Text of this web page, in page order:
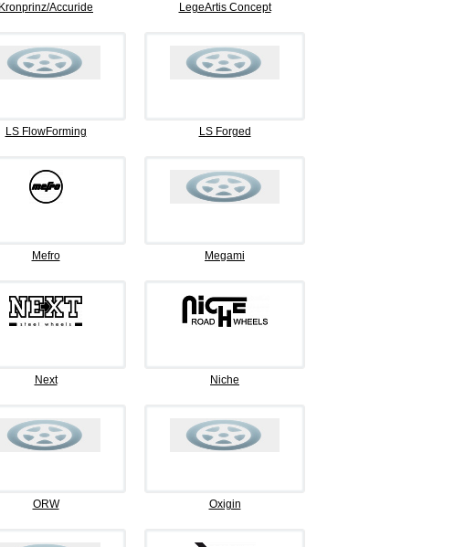
Kronprinz/Accuride LegeArtis Concept
LS FlowForming LS Forged
Mefro Megami
Next Niche
ORW Oxigin